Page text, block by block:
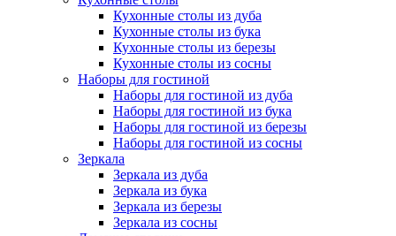
Кухонные столы из дуба
Кухонные столы из бука
Кухонные столы из березы
Кухонные столы из сосны
Наборы для гостиной
Наборы для гостиной из дуба
Наборы для гостиной из бука
Наборы для гостиной из березы
Наборы для гостиной из сосны
Зеркала
Зеркала из дуба
Зеркала из бука
Зеркала из березы
Зеркала из сосны